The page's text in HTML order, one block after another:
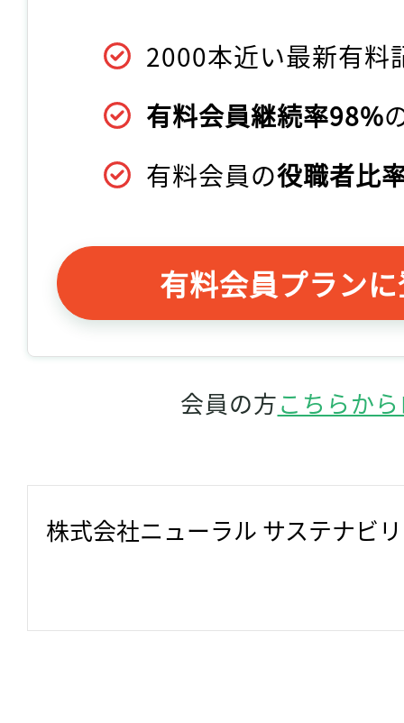
2000本近い最新有料
有料会員継続率98%
有料会員の役職者比
有料会員プラン
会員の方こちらか
株式会社ニューラル サステナビ